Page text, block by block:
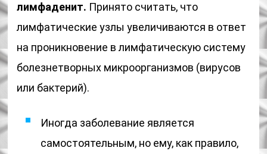
лимфаденит. Принято считать, что
лимфатические узлы увеличиваются в ответ
на проникновение в лимфатическую систему
болезнетворных микроорганизмов (вирусов
или бактерий).
Иногда заболевание является
самостоятельным, но ему, как правило,